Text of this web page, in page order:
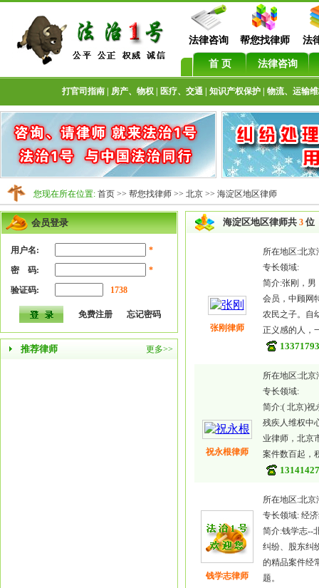
法律咨询 帮您找律师 法
首 页 法律咨询
打官司指南| 房产、物权| 医疗、交通| 知识产权保护| 物流、运输
您现在所在位置: 首页 >> 帮您找律师 >> 北京 >> 海淀区地区律师
会员登录
用户名:
*
密 码:
*
验证码:
1738
免费注册 忘记密码
推荐律师 更多>>
海淀区地区律师共 3 位
张刚律师
所在地区:北京
专长领域:
简介:张刚，男
会员，中顾网
农民之子。自
正义感的人，
祝永根律师
所在地区:北京
专长领域:
简介:( 北京)祝
残疾人维权中
业律师，北京
案件数百起，
钱学志律师
所在地区:北京
专长领域: 经
简介:钱学志--
纠纷、股东纠
的精品案件经
题。